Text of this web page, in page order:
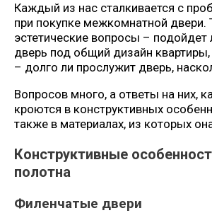
Каждый из нас сталкивается с
при покупке межкомнатной двери.
эстетические вопросы – подойдет
дверь под общий дизайн квартиры,
– долго ли прослужит дверь,
Вопросов много, а ответы на них,
кроются в конструктивных
также в материалах, из которых
Конструктивные
полотна
Филенчатые двери